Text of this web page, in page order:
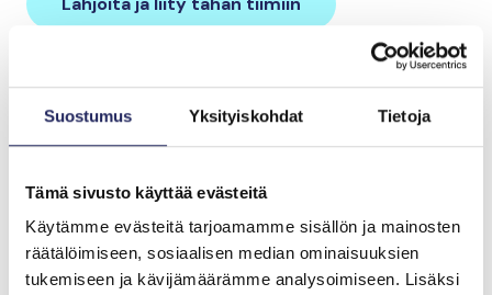
Suostumus Yksityiskohdat Tietoja
Tämä sivusto käyttää evästeitä
Käytämme evästeitä tarjoamamme sisällön ja mainosten
räätälöimiseen, sosiaalisen median ominaisuuksien
tukemiseen ja kävijämäärämme analysoimiseen. Lisäksi
Tiimin lahjoitukset yhteensä:
Tiimille tehdyt
lahjoitukset